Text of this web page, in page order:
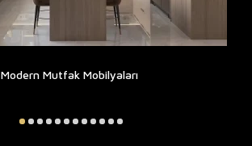
Modern Mutfak Mobilyaları